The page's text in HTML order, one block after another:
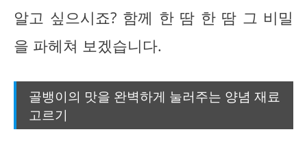
알고 싶으시죠? 함께 한 땀 한 땀 그 비밀
을 파헤쳐 보겠습니다.
골뱅이의 맛을 완벽하게 눌러주는 양념 재료
고르기